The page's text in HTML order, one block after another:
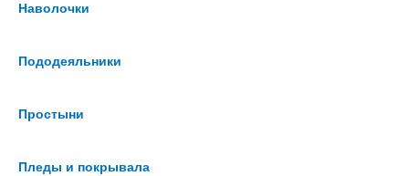
Наволочки
Пододеяльники
Простыни
Пледы и покрывала